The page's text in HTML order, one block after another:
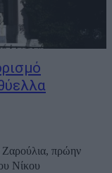
Ζαρούλια, πρώην
Νίκου